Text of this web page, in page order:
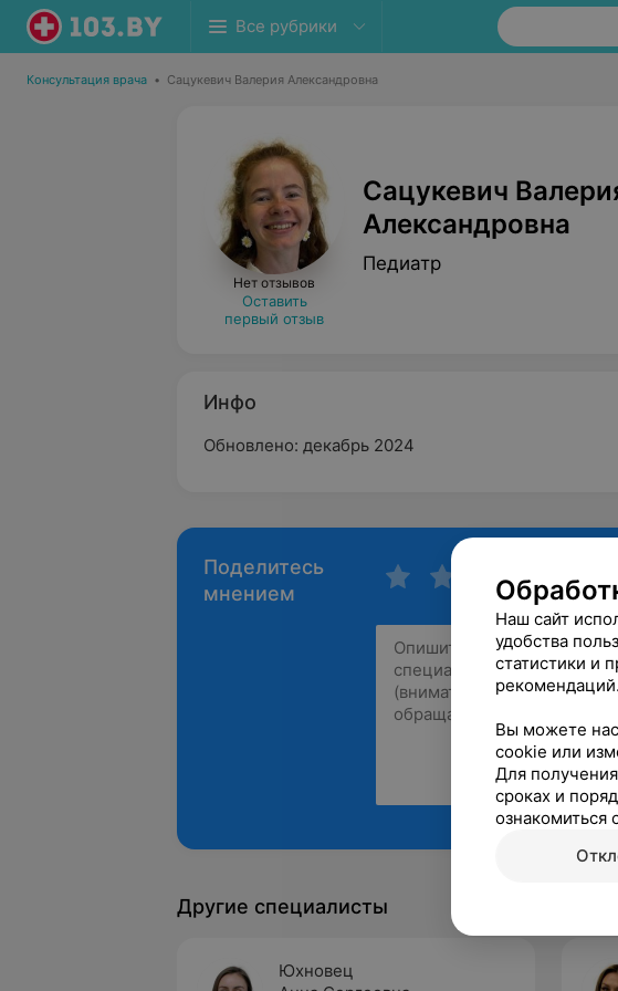
Все рубрики
Консультация врача • Сацукевич Валерия Александровна
Нет отзывов
Оставить
первый отзыв
Сацукевич
Александровна
Педиатр
Инфо
Обновлено: декабрь 2024
Поделитесь
мнением
Другие специалисты
Юхновец
Наш сайт
удобства
статистики и
рекомендаций.
Вы можете
cookie или
Для
сроках и
ознакомиться